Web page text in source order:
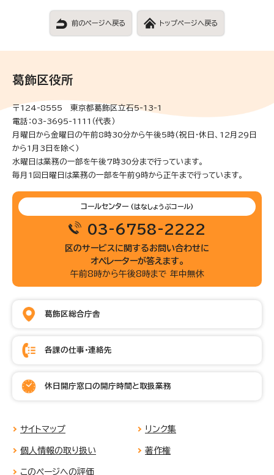
前のページへ戻る トップページへ戻る
葛飾区役所
〒124-8555 東京都葛飾区立石5-13-1
電話：03-3695-1111（代表）
月曜日から金曜日の午前8時30分から午後5時(祝日・休日、12月29日
から1月3日を除く)
水曜日は業務の一部を午後7時30分まで行っています。
毎月1回日曜日は業務の一部を午前9時から正午まで行っています。
コールセンター (はなしょうぶコール)
03-6758-2222
区のサービスに関するお問い合わせに
オペレーターが答えます。
午前8時から午後8時まで 年中無休
葛飾区総合庁舎
各課の仕事・連絡先
休日開庁窓口の開庁時間と取扱業務
サイトマップ リンク集
個人情報の取り扱い 著作権
このページへの評価